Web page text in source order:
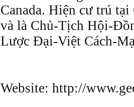
Canada. Hiện cư trú
và là Chủ-Tịch Hội-
Lược Ðại-Việt Cách-
Website: http://